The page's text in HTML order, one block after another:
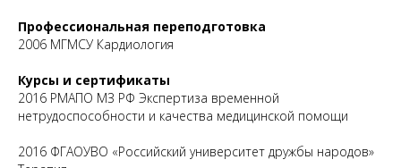
Профессиональная переподготовка
2006 МГМСУ Кардиология
Курсы и сертификаты
2016 РМАПО МЗ РФ Экспертиза временной
нетрудоспособности и качества медицинской помощи
2016 ФГАОУВО «Российский университет дружбы народов»